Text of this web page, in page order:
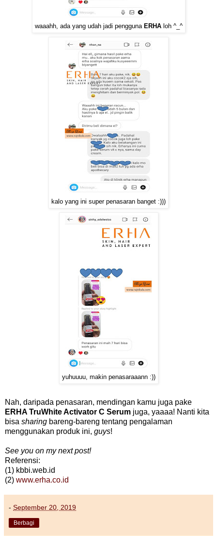
waaahh, ada yang udah jadi pengguna ERHA loh ^_^
kalo yang ini super penasaran banget :)))
yuhuuuu, makin penasaraaann :))
Nah, daripada penasaran, mendingan kamu juga pake
ERHA TruWhite Activator C Serum juga, yaaaa! Nanti kita
bisa sharing bareng-bareng tentang pengalaman
menggunakan produk ini, guys!
See you on my next post!
Referensi:
(1) kbbi.web.id
(2) www.erha.co.id
- September 20, 2019
Berbagi